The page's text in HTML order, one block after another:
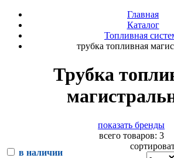
Главная
Каталог
Топливная
трубка топливная
Трубка
показать бренды
всего товаров: 3
в наличии